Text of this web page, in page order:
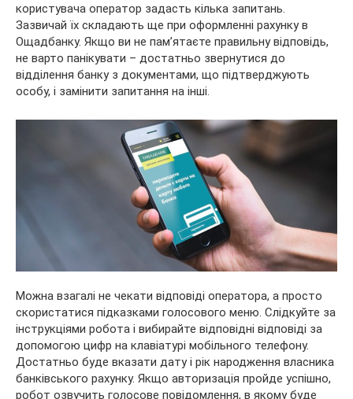
користувача оператор задасть кілька запитань.
Зазвичай їх складають ще при оформленні рахунку в
Ощадбанку. Якщо ви не пам’ятаєте правильну відповідь,
не варто панікувати – достатньо звернутися до
відділення банку з документами, що підтверджують
особу, і замінити запитання на інші.
Можна взагалі не чекати відповіді оператора, а просто
скористатися підказками голосового меню. Слідкуйте за
інструкціями робота і вибирайте відповідні відповіді за
допомогою цифр на клавіатурі мобільного телефону.
Достатньо буде вказати дату і рік народження власника
банківського рахунку. Якщо авторизація пройде успішно,
робот озвучить голосове повідомлення, в якому буде